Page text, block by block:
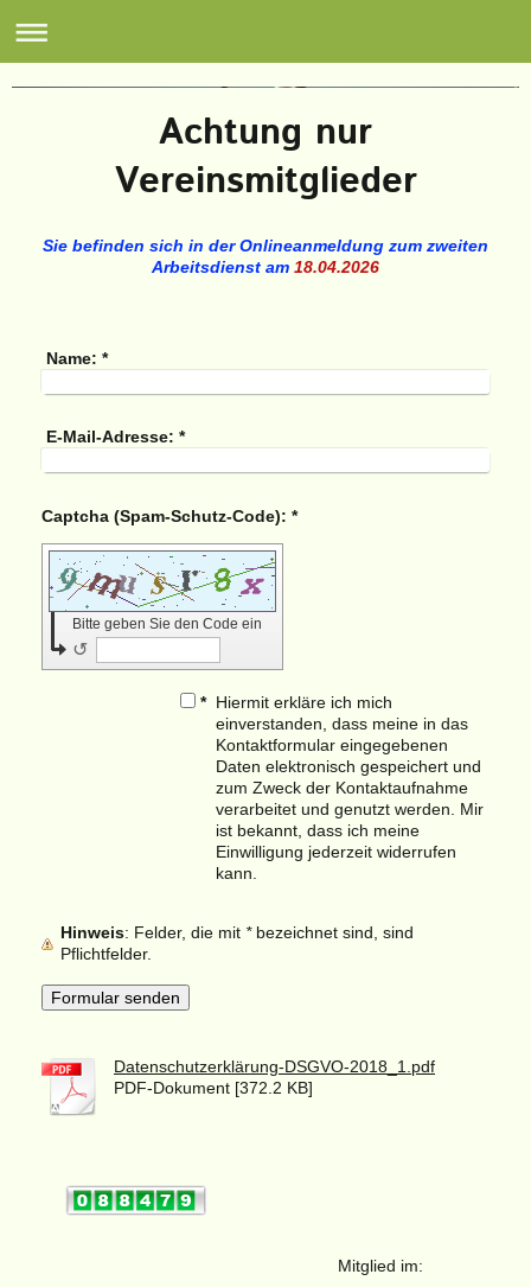
Achtung nur
Vereinsmitglieder
Sie befinden sich in der Onlineanmeldung zum zweiten
Arbeitsdienst am 18.04.2026
Name: *
E-Mail-Adresse: *
Captcha (Spam-Schutz-Code): *
Bitte geben Sie den Code ein
↺
* Hiermit erkläre ich mich
einverstanden, dass meine in das
Kontaktformular eingegebenen
Daten elektronisch gespeichert und
zum Zweck der Kontaktaufnahme
verarbeitet und genutzt werden. Mir
ist bekannt, dass ich meine
Einwilligung jederzeit widerrufen
kann.
Hinweis : Felder, die mit *bezeichnet sind, sind
Pflichtfelder.
Datenschutzerklärung-DSGVO-2018_1.pdf
PDF-Dokument [372.2 KB]
Mitglied im: